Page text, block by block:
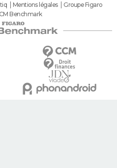
Mentions légales
Groupe Figaro
Benchmark